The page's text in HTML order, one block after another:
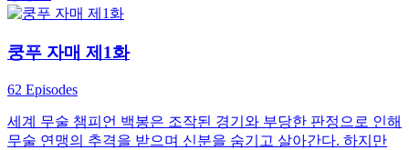
쿵푸 자매 제1화
62 Episodes
세계 무술 챔피언 백봉은 조작된 경기와 부당한 판정으로 인해
무술 연맹의 추격을 받으며 신분을 숨기고 살아간다. 하지만